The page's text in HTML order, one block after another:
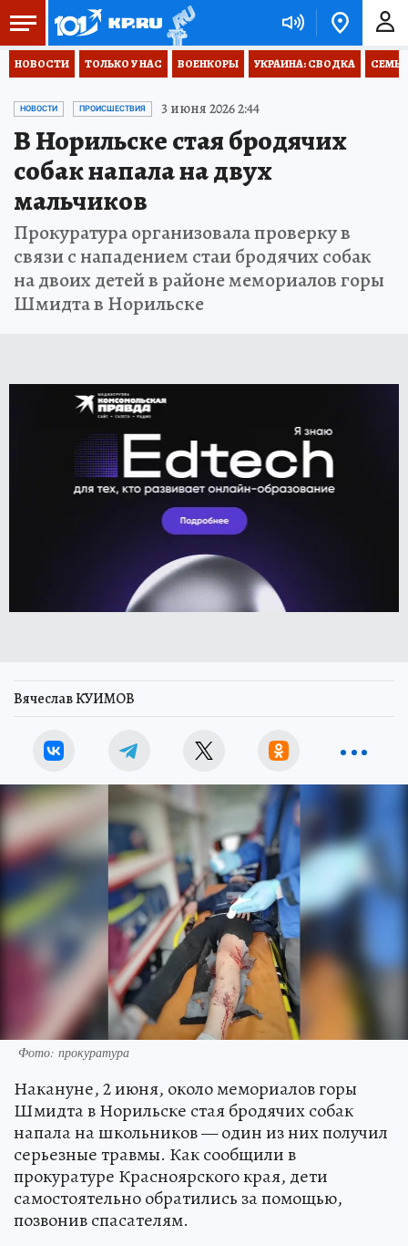
НОВОСТИ ТОЛЬКО У НАС ВОЕНКОРЫ УКРАИНА: СВОДКА
НОВОСТИ ПРОИСШЕСТВИЯ 3 июня 2026 2:44
В Норильске стая бродячих
собак напала на двух
мальчиков
Прокуратура организовала проверку в
связи с нападением стаи бродячих собак
на двоих детей в районе мемориалов горы
Шмидта в Норильске
Вячеслав КУИМОВ
Фото: прокуратура
Накануне, 2 июня, около мемориалов горы
Шмидта в Норильске стая бродячих собак
напала на школьников — один из них получил
серьезные травмы. Как сообщили в
прокуратуре Красноярского края, дети
самостоятельно обратились за помощью,
позвонив спасателям.